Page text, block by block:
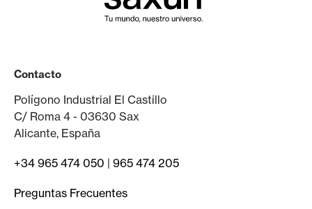
Contacto
Polígono Industrial El Castillo
C/ Roma 4 - 03630 Sax
Alicante, España
+34 965 474 050 | 965 474 205
Preguntas Frecuentes